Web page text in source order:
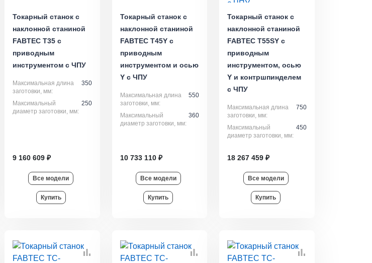
Токарный станок с
наклонной станиной
FABTEC T35 с
приводным
инструментом с ЧПУ
Максимальная длина
заготовки, мм:
350
Максимальный
диаметр заготовки, мм:
250
9 160 609 ₽
Все модели
Купить
Токарный станок с
наклонной станиной
FABTEC T45Y с
приводным
инструментом и осью
Y с ЧПУ
Максимальная длина
заготовки, мм:
550
Максимальный
диаметр заготовки, мм:
360
10 733 110 ₽
Все модели
Купить
Токарный станок с
наклонной станиной
FABTEC T55SY с
приводным
инструментом, осью
Y и контршпинделем
с ЧПУ
Максимальная длина
заготовки, мм:
750
Максимальный
диаметр заготовки, мм:
450
18 267 459 ₽
Все модели
Купить